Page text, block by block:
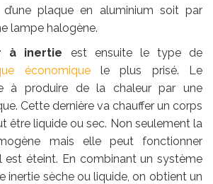
plaque en aluminium soit par
lampe halogène.
à inertie est ensuite le type de
économiquele plus prisé. Le
à produire de la chaleur par une
Cette dernière va chauffer un corps
être liquide ou sec. Non seulement la
mais elle peut fonctionner
est éteint. En combinant un système
inertie sèche ou liquide, on obtient un